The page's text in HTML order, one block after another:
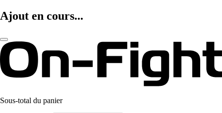
Ajout en cours...
Sous-total du panier